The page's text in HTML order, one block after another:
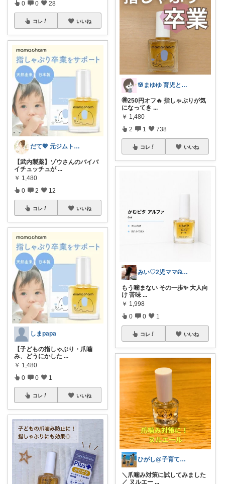
0 0 28
コレ いいね
だて💖 元ジムトレーナーママ子育て美容
【武内製薬】ゾウさんのバイバ
イチュッチュが ...
￥ 1,480
0 2 12
コレ いいね
しまpapa
【子どもの指しゃぶり・爪噛
み、どうにかした ...
￥ 1,480
0 0 1
コレ いいね
🌸まゆゆ 育児とお得グルメ
🉐250円オフ🔥 指しゃぶりが気
になってき ...
￥ 1,480
2 1 738
コレ いいね
みい♡2児ママᕱ⑅ᕱﾞ
もう噛まない その一歩✨ 大人向
け 苦味 ...
￥ 1,998
0 0 1
コレ いいね
ひがし@子育て夫婦の役立ちアイテム
＼爪噛み対策に試してみました
／ ヌルエー ...